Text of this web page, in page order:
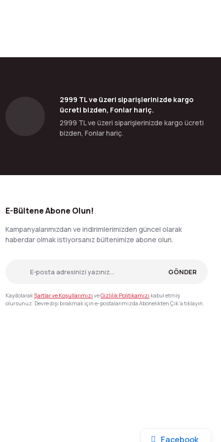
2999 TL ve üzeri siparişlerinizde kargo
ücreti bizden, Fonlar hariç.
2999 TL ve üzeri siparişlerinizde kargo ücreti
bizden, Fonlar hariç.
E-Bültene Abone Olun!
Kampanyalarımızdan ve indirimlerimizden güncel olarak
haberdar olmak istiyorsanız bültenimize abone olun.
GÖNDER
KaydolarakŞartlar ve Koşullarımızı veGizlilik Politikamızı kabul etmiş
olursunuz. Devre dışı bırakmak için e-postalarımızda Abonelikten Çık'a tıklayın.
Facebook